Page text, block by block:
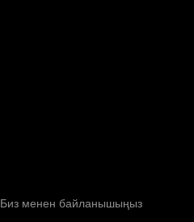
Биз менен байланышыңыз